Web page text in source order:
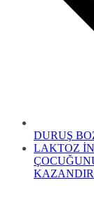
DURUŞ
LAKTOZ